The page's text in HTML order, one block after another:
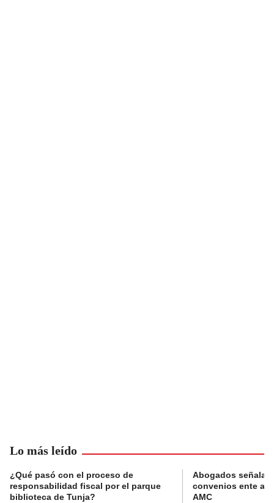
Lo más leído
¿Qué pasó con el proceso de
responsabilidad fiscal por el parque
biblioteca de Tunja?
Abogados
convenios ente
AMC